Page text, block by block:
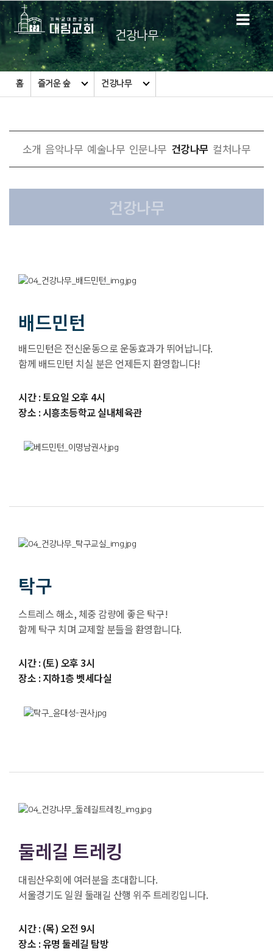
건강나무
홈 즐거운 숲 건강나무
소개 음악나무 예술나무 인문나무 건강나무 컬처나무
건강나무
배드민턴
배드민턴은 전신운동으로 운동효과가 뛰어납니다.
함께 배드민턴 치실 분은 언제든지 환영합니다!
시간 : 토요일 오후 4시
장소 : 시흥초등학교 실내체육관
탁구
스트레스 해소, 체중 감량에 좋은 탁구!
함께 탁구 치며 교제할 분들을 환영합니다.
시간 : (토) 오후 3시
장소 : 지하1층 벳세다실
둘레길 트레킹
대림산우회에 여러분을 초대합니다.
서울경기도 일원 둘래길 산행 위주 트레킹입니다.
시간 : (목) 오전 9시
장소 : 유명 둘레길 탐방